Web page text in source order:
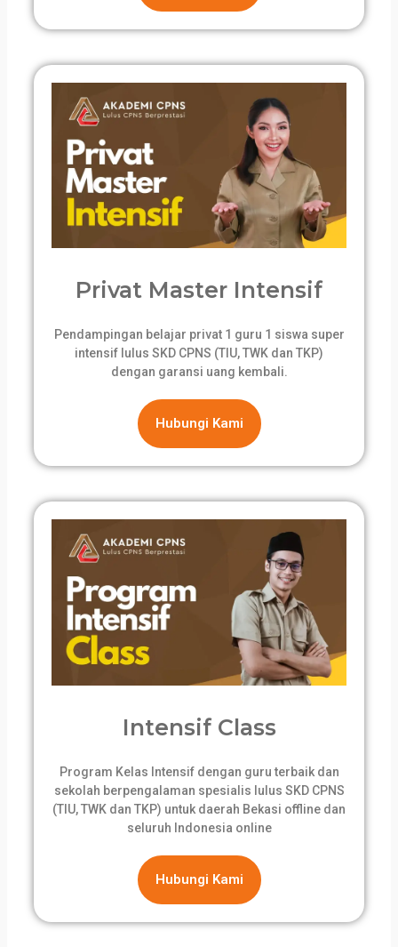
Privat Master Intensif
Pendampingan belajar privat 1 guru 1 siswa super
intensif lulus SKD CPNS (TIU, TWK dan TKP)
dengan garansi uang kembali.
Hubungi Kami
Intensif Class
Program Kelas Intensif dengan guru terbaik dan
sekolah berpengalaman spesialis lulus SKD CPNS
(TIU, TWK dan TKP) untuk daerah Bekasi offline dan
seluruh Indonesia online
Hubungi Kami